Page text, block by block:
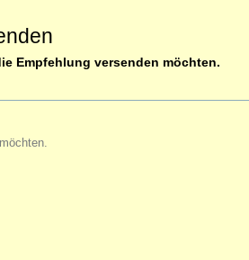
Empfehlung versenden möchten.